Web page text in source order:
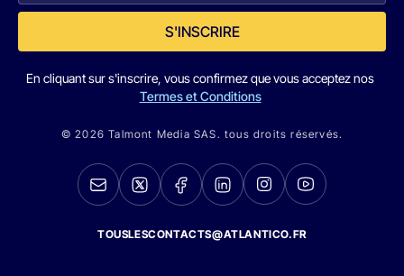
S'INSCRIRE
En cliquant sur s'inscrire, vous confirmez que vous acceptez nos
Termes et Conditions
© 2026 Talmont Media SAS. tous droits réservés.
TOUSLESCONTACTS@ATLANTICO.FR